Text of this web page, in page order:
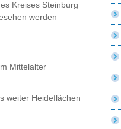
Kreises Steinburg
werden
Mittelalter
weiter Heideflächen